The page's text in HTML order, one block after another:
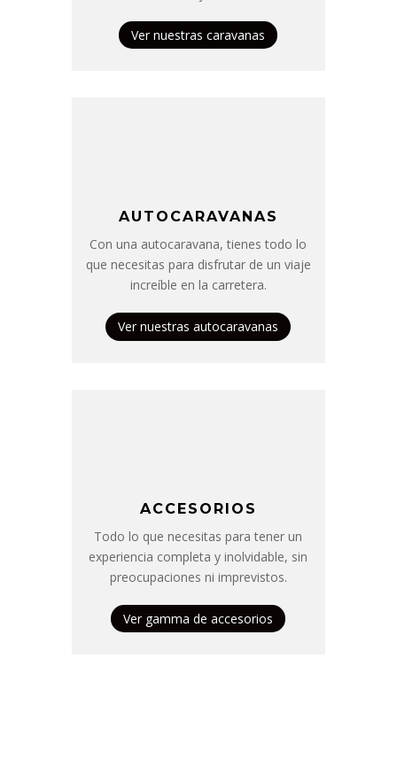
Ver nuestras caravanas
AUTOCARAVANAS
Con una autocaravana, tienes todo lo
que necesitas para disfrutar de un viaje
increíble en la carretera.
Ver nuestras autocaravanas
ACCESORIOS
Todo lo que necesitas para tener un
experiencia completa y inolvidable, sin
preocupaciones ni imprevistos.
Ver gamma de accesorios